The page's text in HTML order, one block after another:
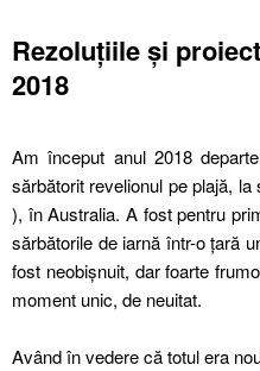
Rezoluțiile și
2018
Am început anul 2018
sărbătorit revelionul pe plajă,
), în Australia. A fost pentru
sărbătorile de iarnă într-o țară
fost neobișnuit, dar foarte
moment unic, de neuitat.
Având în vedere că totul era